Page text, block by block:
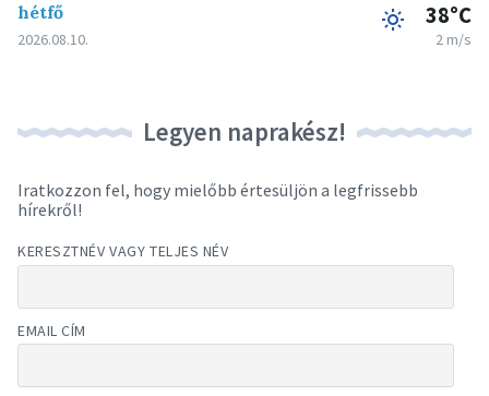
hétfő
2026.08.10.
38°C
2 m/s
Legyen naprakész!
Iratkozzon fel, hogy mielőbb értesüljön a legfrissebb
hírekről!
KERESZTNÉV VAGY TELJES NÉV
EMAIL CÍM